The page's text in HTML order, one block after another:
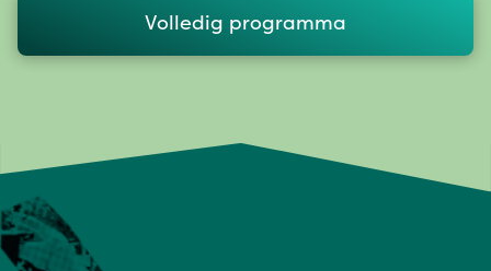
Volledig programma